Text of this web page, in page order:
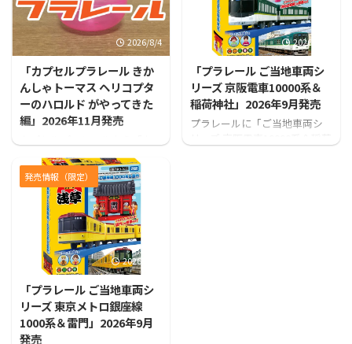
2026/8/4
「カプセルプラレール きか
んしゃトーマス ヘリコプタ
ーのハロルド がやってきた
編」2026年11月発売
プセルプラレール きかんしゃ
トーマス ヘリコプターのハロ
ルド がやってきた編」が発売
となります！
2026/7/31
「プラレール ご当地車両シ
リーズ 京阪電車10000系＆
稲荷神社」2026年9月発売
プラレールに「ご当地車両シ
発売情報（限定）
2026/7/31
「プラレール ご当地車両シ
リーズ 東京メトロ銀座線
1000系＆雷門」2026年9月
発売